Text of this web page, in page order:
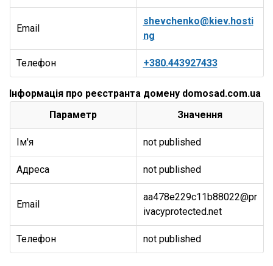
Email
shevchenko@kiev.hosti
ng
Телефон +380.443927433
Інформація про реєстранта домену domosad.com.ua
Параметр
Значення
Ім'я not published
Адреса not published
Email
aa478e229c11b88022@pr
ivacyprotected.net
Телефон not published